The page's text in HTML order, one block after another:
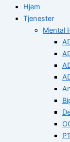
Hjem
Tjenester
Mental